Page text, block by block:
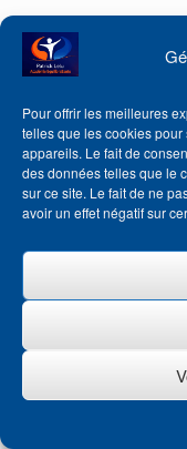
Pour offrir les meilleures
telles que les cookies
appareils. Le fait de
des données telles que le
sur ce site. Le fait de ne
avoir un effet négatif sur